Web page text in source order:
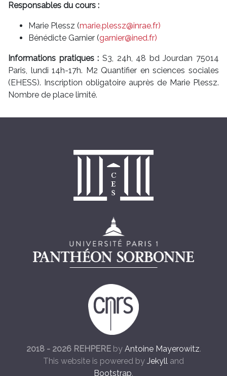
Responsables du cours :
Marie Plessz (marie.plessz@inrae.fr)
Bénédicte Garnier (garnier@ined.fr)
Informations pratiques : S3, 24h, 48 bd Jourdan 75014
Paris, lundi 14h-17h. M2 Quantifier en sciences sociales
(EHESS). Inscription obligatoire auprès de Marie Plessz.
Nombre de place limité.
2018 - 2026 REHPEREby Antoine Mayerowitz.
This website is powered by Jekyll and
Bootstrap.